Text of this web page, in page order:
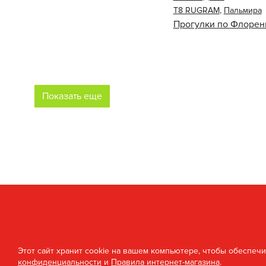
Прогулки по
Т8 RUGRAM, Пальмира
Показать еще
Этот сайт хранит cookie на вашем компьютере, чтобы
конфиденциальности и Правила интернет-магазина.